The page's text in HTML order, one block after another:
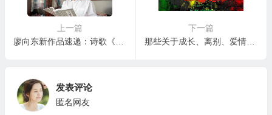
上一篇
廖向东新作品速递：诗歌《庙宇》
下一篇
那些关于成长、离别、爱情与遗憾的话言
发表评论
匿名网友